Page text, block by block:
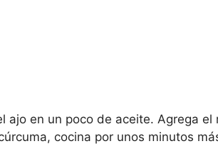
ajo en un poco de aceite. Agrega
cocina por unos minutos